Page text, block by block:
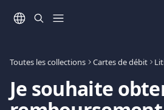
Toutes les collections Cartes de débit
Je souhaite